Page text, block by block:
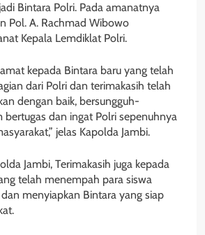
Bintara Polri. Pada amanatnya
Pol. A. Rachmad Wibowo
Kepala Lemdiklat Polri.
kepada Bintara baru yang telah
dari Polri dan terimakasih telah
dengan baik, bersungguh-
bertugas dan ingat Polri sepenuhnya
jelas Kapolda Jambi.
Jambi, Terimakasih juga kepada
telah menempah para siswa
menyiapkan Bintara yang siap